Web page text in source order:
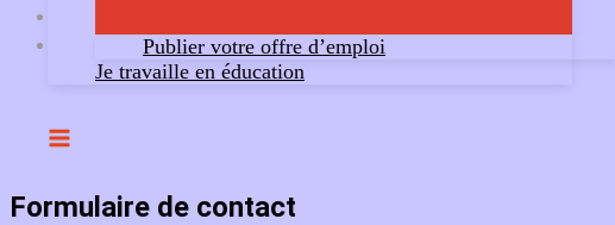
Publier votre offre d’emploi
Je travaille en éducation
Formulaire de contact